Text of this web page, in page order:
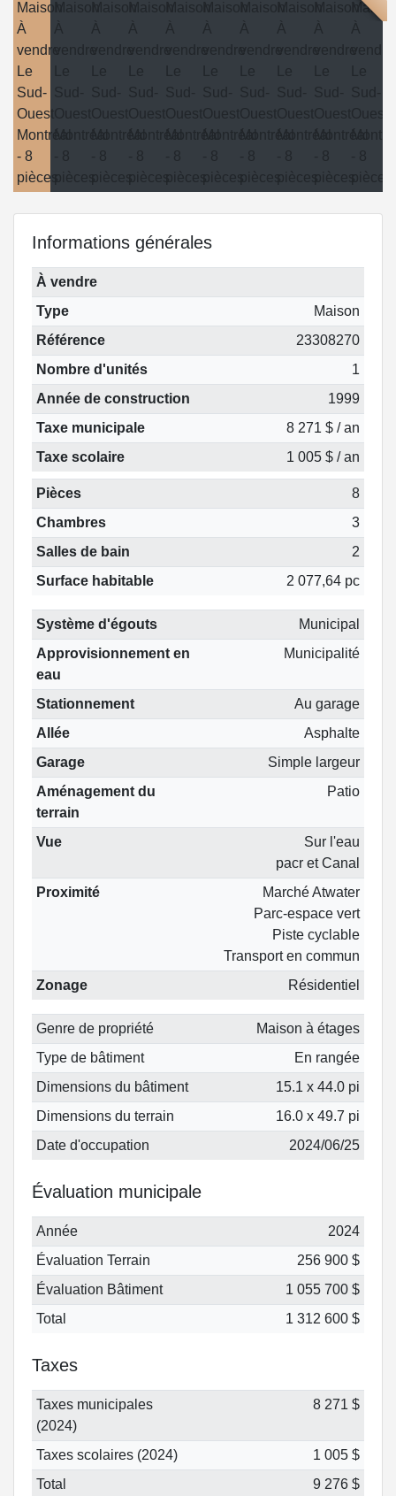
Informations générales
À vendre
Type
Maison
Référence
23308270
Nombre d'unités
1
Année de construction
1999
Taxe municipale
8 271 $ / an
Taxe scolaire
1 005 $ / an
Pièces
8
Chambres
3
Salles de bain
2
Surface habitable
2 077,64 pc
Système d'égouts
Municipal
Approvisionnement en
eau
Municipalité
Stationnement
Au garage
Allée
Asphalte
Garage
Simple largeur
Aménagement du
terrain
Patio
Vue
Sur l'eau
pacr et Canal
Proximité
Marché Atwater
Parc-espace vert
Piste cyclable
Transport en commun
Zonage
Résidentiel
Genre de propriété
Maison à étages
Type de bâtiment
En rangée
Dimensions du bâtiment
15.1 x 44.0 pi
Dimensions du terrain
16.0 x 49.7 pi
Date d'occupation
2024/06/25
Évaluation municipale
Année
2024
Évaluation Terrain
256 900 $
Évaluation Bâtiment
1 055 700 $
Total
1 312 600 $
Taxes
Taxes municipales
(2024)
8 271 $
Taxes scolaires (2024)
1 005 $
Total
9 276 $